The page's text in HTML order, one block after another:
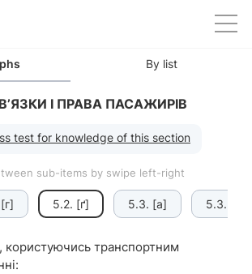
By list
І ПРАВА ПАСАЖИРІВ
test for knowledge of this section
sub-items by swipe left-right
5.2. [ґ] 5.3. [а] 5.3. [б]
користуючись транспортним